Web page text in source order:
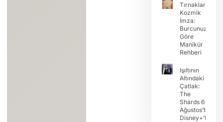
Tırnaklarda
Kozmik
İmza:
Burcunuza
Göre
Manikür
Rehberi
Işıltının
Altındaki
Çatlak:
The
Shards 6
Ağustos’ta
Disney+’ta